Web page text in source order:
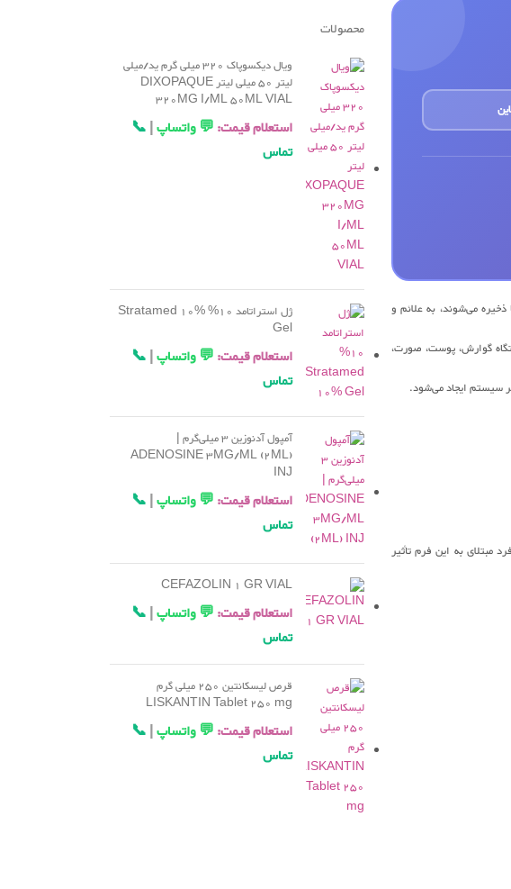
می‌شوند، به علائم و
گوارش، پوست، صورت،
سیستم ایجاد می‌شود.
فرد مبتلای به این فرم تأثیر
محصولات
ویال دیکسوپاک 320 میلی گرم ید/میلی
لیتر 50 میلی لیتر DIXOPAQUE
320MG I/ML 50ML VIAL
استعلام قیمت:💬 واتساپ|
📞
تماس
ژل استراتامد 10% Stratamed 10%
Gel
استعلام قیمت:💬 واتساپ|
📞
تماس
آمپول آدنوزین 3 میلی‌گرم |
ADENOSINE 3MG/ML (2ML)
INJ
استعلام قیمت:💬 واتساپ|
📞
تماس
CEFAZOLIN 1 GR VIAL
استعلام قیمت:💬 واتساپ|
📞
تماس
قرص لیسکانتین 250 میلی گرم
LISKANTIN Tablet 250 mg
استعلام قیمت:💬 واتساپ|
📞
تماس